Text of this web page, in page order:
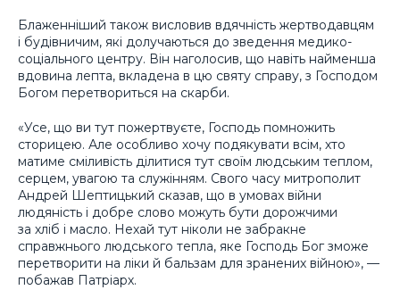
Блаженніший також висловив вдячність жертводавцям
і будівничим, які долучаються до зведення медико-
соціального центру. Він наголосив, що навіть найменша
вдовина лепта, вкладена в цю святу справу, з Господом
Богом перетвориться на скарби.
«Усе, що ви тут пожертвуєте, Господь помножить
сторицею. Але особливо хочу подякувати всім, хто
матиме сміливість ділитися тут своїм людським теплом,
серцем, увагою та служінням. Свого часу митрополит
Андрей Шептицький сказав, що в умовах війни
людяність і добре слово можуть бути дорожчими
за хліб і масло. Нехай тут ніколи не забракне
справжнього людського тепла, яке Господь Бог зможе
перетворити на ліки й бальзам для зранених війною», —
побажав Патріарх.